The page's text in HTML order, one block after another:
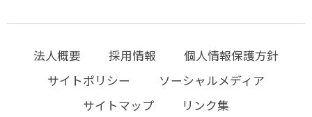
法人概要 採用情報
個人情報保護方針
サイトポリシー
ソーシャルメディア
サイトマップ
リンク集